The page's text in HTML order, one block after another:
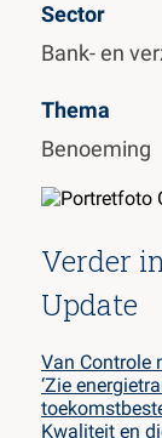
Sector
Bank- en
Thema
Benoeming
Verder
Update
Van Controle
‘Zie
Kwaliteit en